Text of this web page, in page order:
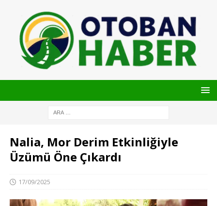
Nalia, Mor Derim Etkinliğiyle
Üzümü Öne Çıkardı
17/09/2025